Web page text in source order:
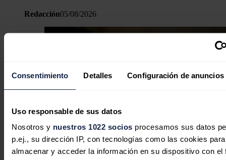
Consentimiento Detalles Configuración de anuncios
Uso responsable de sus datos
Nosotros y nuestros 1022 socios procesamos sus datos
p.ej., su dirección IP, con tecnologías como las cookies para
almacenar y acceder la información en su dispositivo con el
Redacción05/08/2026